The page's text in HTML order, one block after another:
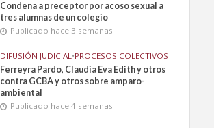
Condena a preceptor por acoso sexual a
tres alumnas de un colegio
Publicado hace 3 semanas
DIFUSIÓN JUDICIAL•PROCESOS COLECTIVOS
Ferreyra Pardo, Claudia Eva Edith y otros
contra GCBA y otros sobre amparo-
ambiental
Publicado hace 4 semanas